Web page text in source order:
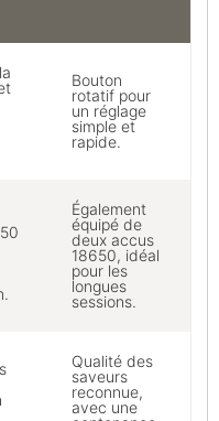
Bouton
rotatif pour
un réglage
simple et
rapide.
Également
équipé de
deux accus
18650, idéal
pour les
longues
sessions.
Qualité des
saveurs
reconnue,
avec une